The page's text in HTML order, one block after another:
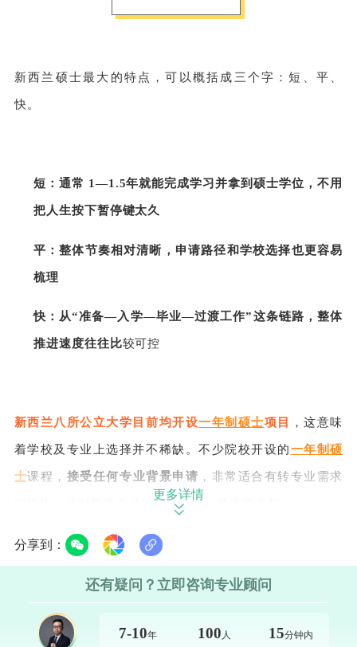
新西兰硕士最大的特点，可以概括成三个字：短、平、
快。
短：通常 1—1.5年就能完成学习并拿到硕士学位，不用
把人生按下暂停键太久
平：整体节奏相对清晰，申请路径和学校选择也更容易
梳理
快：从“准备—入学—毕业—过渡工作”这条链路，整体
推进速度往往比较可控
新西兰八所公立大学目前均开设一年制硕士项目 ，这意味
着学校及专业上选择并不稀缺。不少院校开设的一年制硕
士课程， 接受任何专业背景申请 ，非常适合有转专业需求
的学生。这对想换专业的同学来说，确实更友好。
费用方面，整体预算通常在 20—25w 左右（不同城市、生
径在“投入/产出”上更容易算清楚。
更多详情
分享到：
还有疑问？立即咨询专业顾问
7-10年
100 人
15分钟内